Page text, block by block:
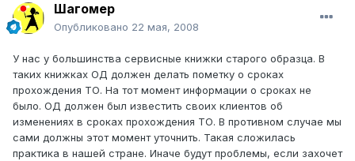
Шагомер
Опубликовано 22 мая, 2008
У нас у большинства сервисные книжки старого образца. В
таких книжках ОД должен делать пометку о сроках
прохождения ТО. На тот момент информации о сроках не
было. ОД должен был известить своих клиентов об
изменениях в сроках прохождения ТО. В противном случае мы
сами должны этот момент уточнить. Такая сложилась
практика в нашей стране. Иначе будут проблемы, если захочет